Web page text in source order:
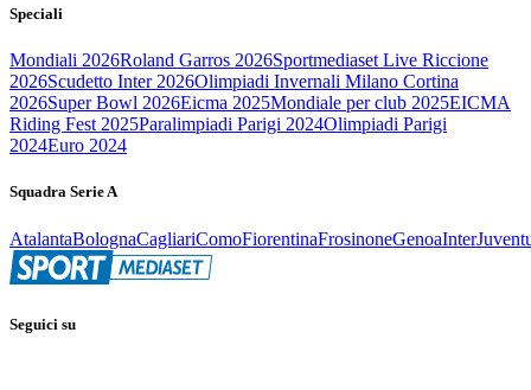
Speciali
Mondiali 2026Roland Garros 2026Sportmediaset Live Riccione
2026Scudetto Inter 2026Olimpiadi Invernali Milano Cortina
2026Super Bowl 2026Eicma 2025Mondiale per club 2025EICMA
Riding Fest 2025Paralimpiadi Parigi 2024Olimpiadi Parigi
2024Euro 2024
Squadra Serie A
AtalantaBolognaCagliariComoFiorentinaFrosinoneGenoaInter
Seguici su